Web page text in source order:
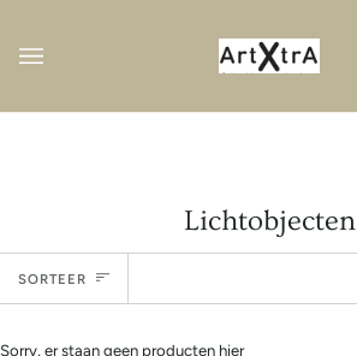
Lichtobjecten
Sorteer
SORTEER
Sorry, er staan geen producten hier